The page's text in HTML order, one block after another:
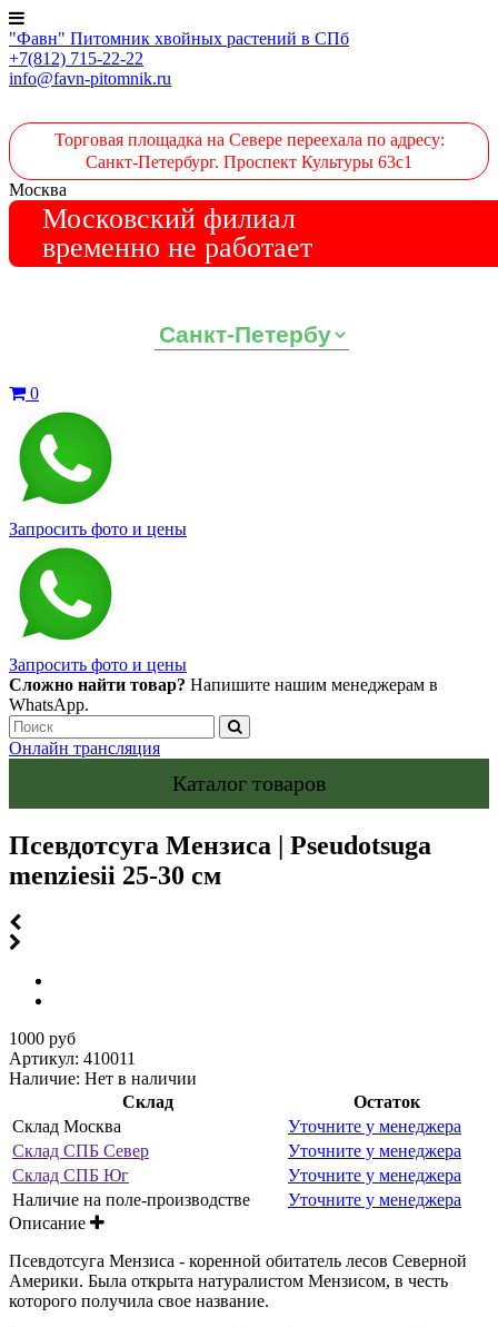
"Фавн" Питомник хвойных растений в СПб
+7(812) 715-22-22
info@favn-pitomnik.ru
Торговая площадка на Севере переехала по адресу:
Санкт-Петербург. Проспект Культуры 63с1
Москва
Московский филиал
временно не работает
0
Запросить фото и цены
Запросить фото и цены
Сложно найти товар? Напишите нашим менеджерам в
WhatsApp.
Онлайн трансляция
Каталог товаров
Псевдотсуга Мензиса | Pseudotsuga
menziesii 25-30 см
1000 руб
Артикул: 410011
Наличие: Нет в наличии
Склад
Остаток
Склад Москва
Уточните у менеджера
Склад СПБ Север
Уточните у менеджера
Склад СПБ Юг
Уточните у менеджера
Наличие на поле-производстве
Уточните у менеджера
Описание
Псевдотсуга Мензиса - коренной обитатель лесов Северной
Америки. Была открыта натуралистом Мензисом, в честь
которого получила свое название.